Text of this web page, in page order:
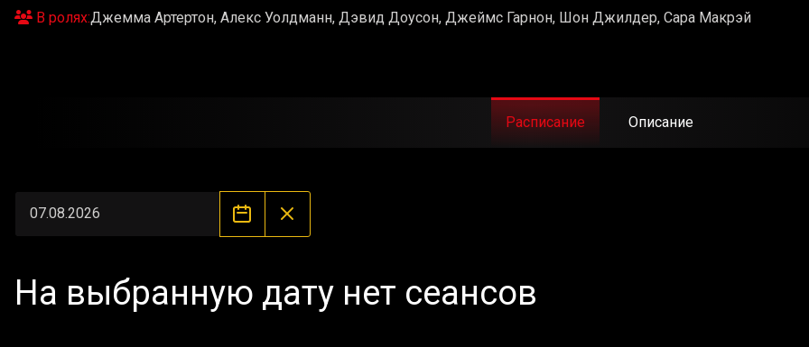
В ролях:Джемма Артертон, Алекс Уолдманн, Дэвид Доусон, Джеймс Гарнон, Шон Джилдер, Сара Макрэй
Расписание Описание
На выбранную дату нет сеансов